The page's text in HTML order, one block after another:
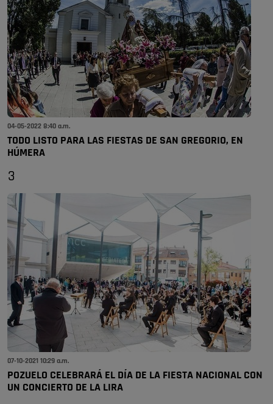
04-05-2022 8:40 a.m.
TODO LISTO PARA LAS FIESTAS DE SAN GREGORIO, EN
HÚMERA
3
07-10-2021 10:29 a.m.
POZUELO CELEBRARÁ EL DÍA DE LA FIESTA NACIONAL CON
UN CONCIERTO DE LA LIRA